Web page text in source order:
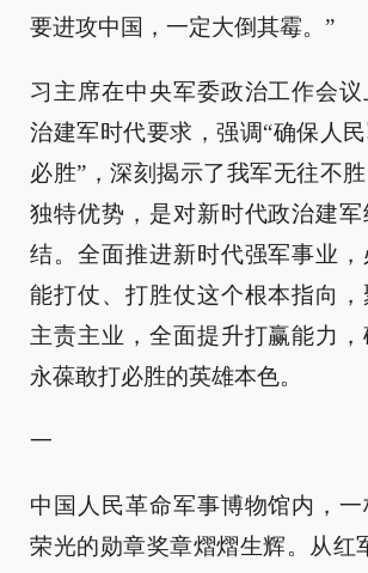
要进攻中国，一定大倒其霉。”
习主席在中央军委政治工作会
治建军时代要求，强调“确保人
必胜”，深刻揭示了我军无往不
独特优势，是对新时代政治建
结。全面推进新时代强军事业
能打仗、打胜仗这个根本指向
主责主业，全面提升打赢能力，
永葆敢打必胜的英雄本色。
一
中国人民革命军事博物馆内，
荣光的勋章奖章熠熠生辉。从红